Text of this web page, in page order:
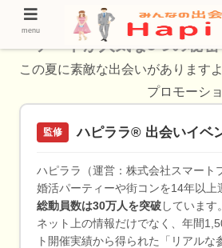
ペアーズからの乗り換え急
ーデートが人気な5つの秘密
この夏に素敵な出会いがあります
プロモーシ
監修 ハピララ® 出会いイベ
ハピララ（運営：株式会社スマート
婚活パーティーや街コンを14年以上
総動員数は30万人を突破 しています。
ネット上の情報だけでなく、年間
ト開催実績から得られた「リアルな
menu